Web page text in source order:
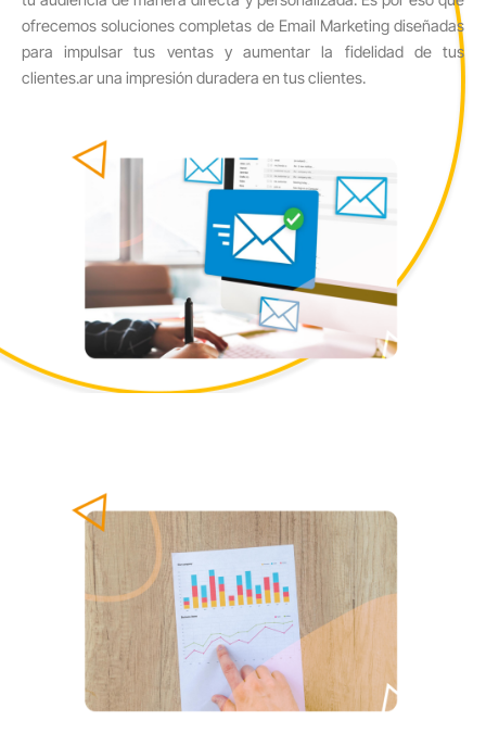
ofrecemos soluciones completas de Email Marketing diseñadas
para impulsar tus ventas y aumentar la fidelidad de tus
clientes.ar una impresión duradera en tus clientes.